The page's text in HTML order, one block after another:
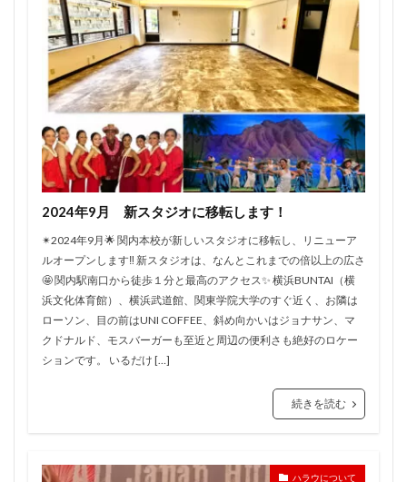
2024年9月 新スタジオに移転します！
✴︎2024年9月🌟 関内本校が新しいスタジオに移転し、リニューア
ルオープンします‼️ 新スタジオは、なんとこれまでの倍以上の広さ
🤩 関内駅南口から徒歩１分と最高のアクセス✨ 横浜BUNTAI（横
浜文化体育館）、横浜武道館、関東学院大学のすぐ近く、お隣は
ローソン、目の前はUNI COFFEE、斜め向かいはジョナサン、マ
クドナルド、モスバーガーも至近と周辺の便利さも絶好のロケー
ションです。 いるだけ […]
続きを読む
ハラウについて